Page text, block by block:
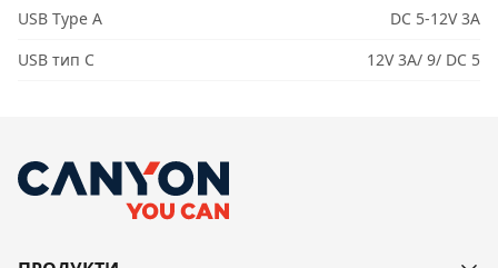
USB Type A
DC 5-12V 3A
USB тип C
12V 3A/ 9/ DC 5